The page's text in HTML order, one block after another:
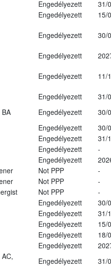
Engedélyezett
31/
Engedélyezett
15/
Engedélyezett 30/
Engedélyezett
Engedélyezett 11/
Engedélyezett
31/
BA Engedélyezett
30/
Engedélyezett
30/
Engedélyezett
31/
Engedélyezett
-
Engedélyezett
Not PPP
-
Not PPP
-
Not PPP
-
Engedélyezett
30/
Engedélyezett
31/
Engedélyezett
15/
Engedélyezett
18/
Engedélyezett
Engedélyezett
31/